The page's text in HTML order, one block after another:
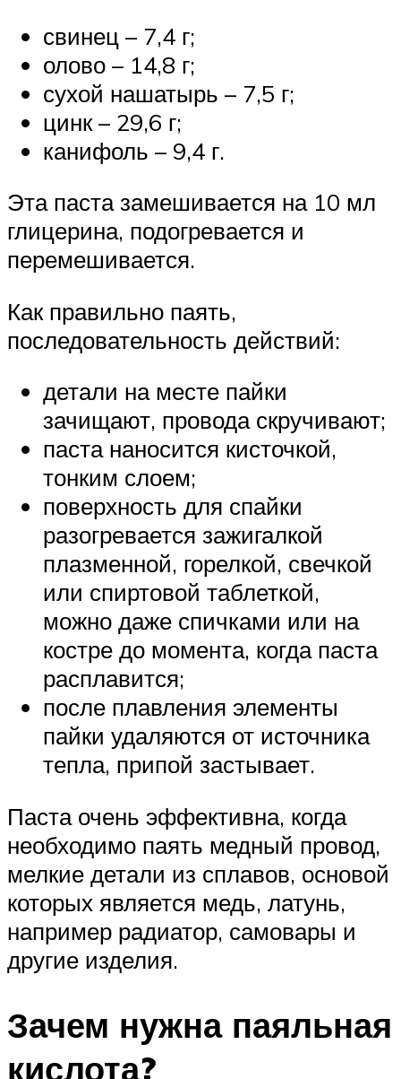
свинец – 7,4 г;
олово – 14,8 г;
сухой нашатырь – 7,5 г;
цинк – 29,6 г;
канифоль – 9,4 г.
Эта паста замешивается на 10 мл
глицерина, подогревается и
перемешивается.
Как правильно паять,
последовательность действий:
детали на месте пайки
зачищают, провода скручивают;
паста наносится кисточкой,
тонким слоем;
поверхность для спайки
разогревается зажигалкой
плазменной, горелкой, свечкой
или спиртовой таблеткой,
можно даже спичками или на
костре до момента, когда паста
расплавится;
после плавления элементы
пайки удаляются от источника
тепла, припой застывает.
Паста очень эффективна, когда
необходимо паять медный провод,
мелкие детали из сплавов, основой
которых является медь, латунь,
например радиатор, самовары и
другие изделия.
Зачем нужна паяльная
кислота?